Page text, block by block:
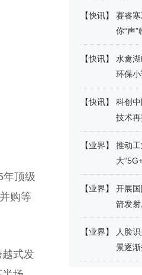
年顶级
购等
式发
【快讯】
赛睿
你“声”
【快讯】
水禽
环保
【快讯】
科创
技术
【业界】
推动
大
【业界】
开展
箭发
【业界】
人脸
景逐